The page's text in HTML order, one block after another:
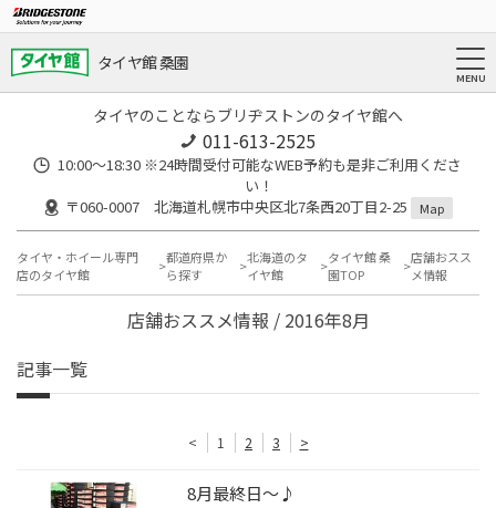
タイヤ館 桑園
タイヤのことならブリヂストンのタイヤ館へ
011-613-2525
10:00～18:30 ※24時間受付可能なWEB予約も是非ご利用くださ
い！
〒060-0007 北海道札幌市中央区北7条西20丁目2-25
Map
タイヤ・ホイール専門
店のタイヤ館
都道府県か
ら探す
北海道のタ
イヤ館
タイヤ館 桑
園TOP
店舗おスス
メ情報
店舗おススメ情報 / 2016年8月
記事一覧
< 1 2 3 >
8月最終日～♪